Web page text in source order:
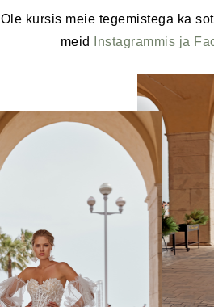
Ole kursis meie tegemistega ka
meid
Instagrammis ja